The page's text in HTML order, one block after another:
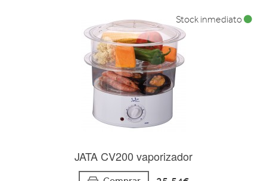
JATA CV200 vaporizador
Stock inmediato